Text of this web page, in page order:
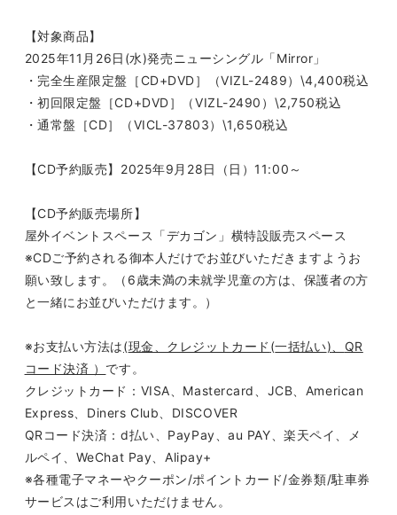
【対象商品】
2025年11 月 26日 (水)発売ニューシングル「Mirror 」
・完全生産限定盤［ CD+DVD］（VIZL-2489） \4,400税込
・初回限定盤［CD+DVD］（VIZL-2490 ） \2,750税込
・通常盤［CD］（VICL-37803） \1,650税込
【CD予約販売】 2025年9 月 28日（日）11:00 ～
【CD予約販売場所】
屋外イベントスペース「デカゴン」横特設販売スペース
※CDご予約される御本人だけでお並びいただきますようお
願い致します。（ 6歳未満の未就学児童の方は、保護者の方
と一緒にお並びいただけます。）
※お支払い方法は(現金、クレジットカード (一括払い)
QR
コード決済 ） です。
クレジットカード： VISA Mastercard JCB
American
Express
Diners Club
DISCOVER
QR コード決済：d払い、 PayPay 、au PAY 、楽天ペイ、メ
ルペイ、 WeChat Pay
Alipay+
※各種電子マネーやクーポン/ポイントカード/金券類/駐車券
サービスはご利用いただけません。